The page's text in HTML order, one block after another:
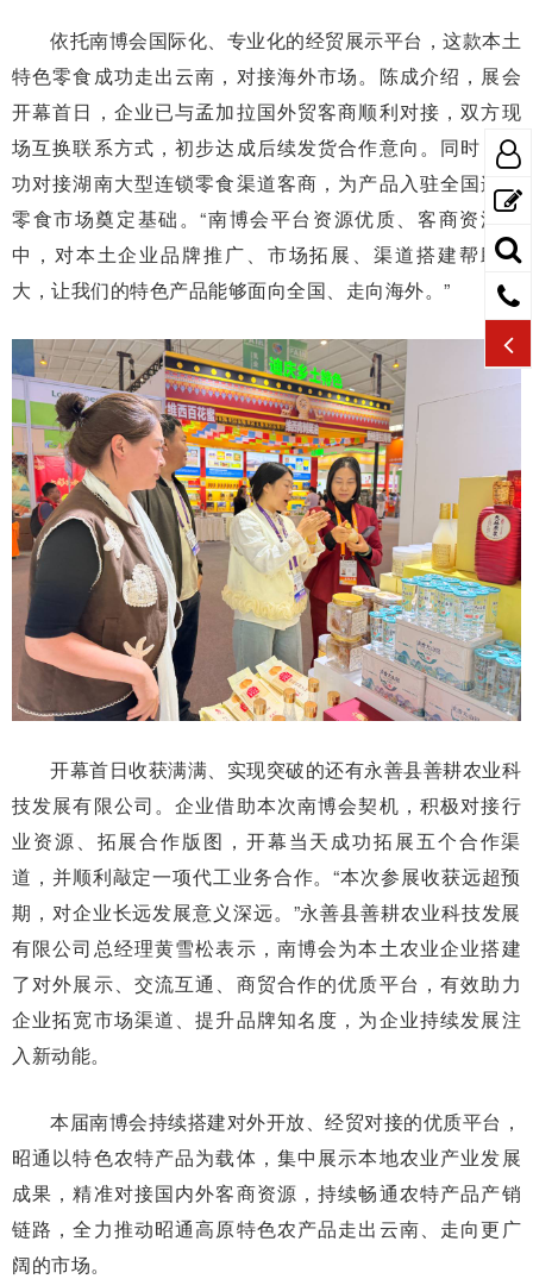
依托南博会国际化、专业化的经贸展示平台，这款本土
特色零食成功走出云南，对接海外市场。陈成介绍，展会
开幕首日，企业已与孟加拉国外贸客商顺利对接，双方现
场互换联系方式，初步达成后续发货合作意向。同时，成
功对接湖南大型连锁零食渠道客商，为产品入驻全国连锁
零食市场奠定基础。“南博会平台资源优质、客商资源集
中，对本土企业品牌推广、市场拓展、渠道搭建帮助极
大，让我们的特色产品能够面向全国、走向海外。”
开幕首日收获满满、实现突破的还有永善县善耕农业科
技发展有限公司。企业借助本次南博会契机，积极对接行
业资源、拓展合作版图，开幕当天成功拓展五个合作渠
道，并顺利敲定一项代工业务合作。“本次参展收获远超预
期，对企业长远发展意义深远。”永善县善耕农业科技发展
有限公司总经理黄雪松表示，南博会为本土农业企业搭建
了对外展示、交流互通、商贸合作的优质平台，有效助力
企业拓宽市场渠道、提升品牌知名度，为企业持续发展注
入新动能。
本届南博会持续搭建对外开放、经贸对接的优质平台，
昭通以特色农特产品为载体，集中展示本地农业产业发展
成果，精准对接国内外客商资源，持续畅通农特产品产销
链路，全力推动昭通高原特色农产品走出云南、走向更广
阔的市场。